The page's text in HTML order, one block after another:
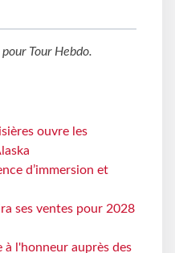
pour Tour Hebdo.
ouvre les
d’immersion et
ses ventes pour 2028
à l'honneur auprès des